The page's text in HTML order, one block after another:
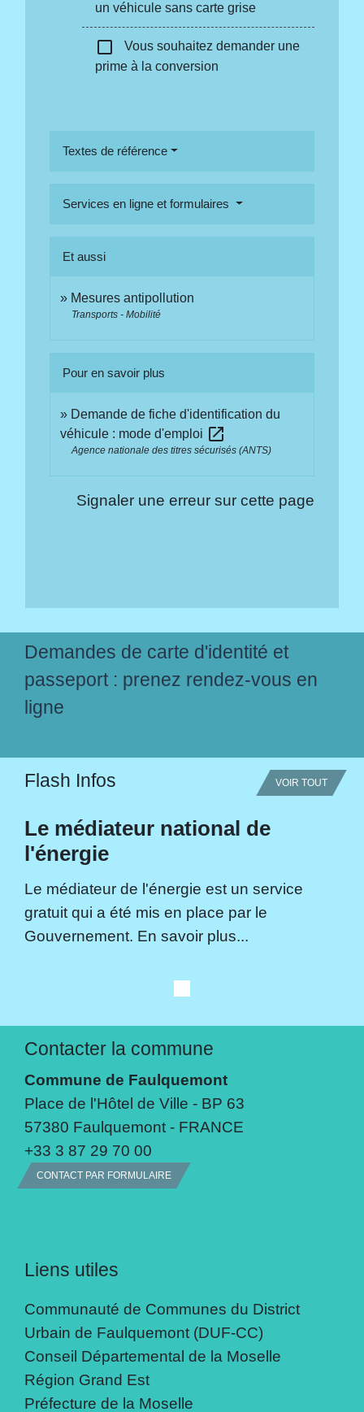
un véhicule sans carte grise
check_box_outline_blank
Vous souhaitez demander une
prime à la conversion
Textes de référence
Services en ligne et formulaires
Et aussi
Mesures antipollution
Transports - Mobilité
Pour en savoir plus
Demande de fiche d'identification du
véhicule : mode d'emploi open_in_new
Agence nationale des titres sécurisés (ANTS)
Signaler une erreur sur cette page
Demandes de carte d'identité et
passeport : prenez rendez-vous en
ligne
Flash Infos VOIR TOUT
Le médiateur national de
l'énergie
Le médiateur de l'énergie est un service
gratuit qui a été mis en place par le
Gouvernement. En savoir plus...
Contacter la commune
Commune de Faulquemont
Place de l'Hôtel de Ville - BP 63
57380 Faulquemont - FRANCE
+33 3 87 29 70 00
CONTACT PAR FORMULAIRE
Liens utiles
Communauté de Communes du District
Urbain de Faulquemont (DUF-CC)
Conseil Départemental de la Moselle
Région Grand Est
Préfecture de la Moselle